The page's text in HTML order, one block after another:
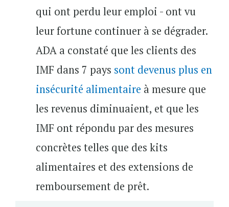
qui ont perdu leur emploi - ont vu
leur fortune continuer à se dégrader.
ADA a constaté que les clients des
IMF dans 7 pays sont devenus plus en
insécurité alimentaire à mesure que
les revenus diminuaient, et que les
IMF ont répondu par des mesures
concrètes telles que des kits
alimentaires et des extensions de
remboursement de prêt.